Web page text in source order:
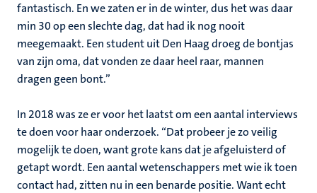
fantastisch. En we zaten er in de winter, dus het was daar
min 30 op een slechte dag, dat had ik nog nooit
meegemaakt. Een student uit Den Haag droeg de bontjas
van zijn oma, dat vonden ze daar heel raar, mannen
dragen geen bont.”
In 2018 was ze er voor het laatst om een aantal interviews
te doen voor haar onderzoek. “Dat probeer je zo veilig
mogelijk te doen, want grote kans dat je afgeluisterd of
getapt wordt. Een aantal wetenschappers met wie ik toen
contact had, zitten nu in een benarde positie. Want echt